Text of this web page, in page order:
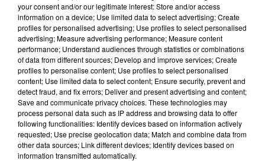
your consent and/or our legitimate interest: Store and/or access
information on a device; Use limited data to select advertising; Create
profiles for personalised advertising; Use profiles to select personalised
advertising; Measure advertising performance; Measure content
performance; Understand audiences through statistics or combinations
of data from different sources; Develop and improve services; Create
profiles to personalise content; Use profiles to select personalised
content; Use limited data to select content; Ensure security, prevent and
detect fraud, and fix errors; Deliver and present advertising and content;
Save and communicate privacy choices. These technologies may
process personal data such as IP address and browsing data to offer
following functionalities: Identify devices based on information actively
requested; Use precise geolocation data; Match and combine data from
other data sources; Link different devices; Identify devices based on
information transmitted automatically.